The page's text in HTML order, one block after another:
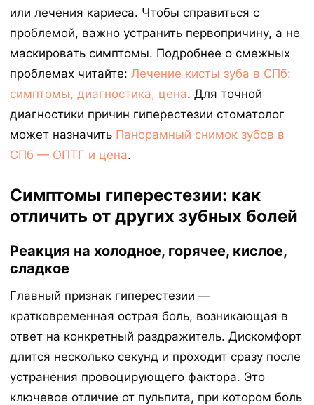
или лечения кариеса. Чтобы справиться с
проблемой, важно устранить первопричину, а не
маскировать симптомы. Подробнее о смежных
проблемах читайте: Лечение кисты зуба в СПб:
симптомы, диагностика, цена. Для точной
диагностики причин гиперестезии стоматолог
может назначить Панорамный снимок зубов в
СПб — ОПТГ и цена.
Симптомы гиперестезии: как
отличить от других зубных болей
Реакция на холодное, горячее, кислое,
сладкое
Главный признак гиперестезии —
кратковременная острая боль, возникающая в
ответ на конкретный раздражитель. Дискомфорт
длится несколько секунд и проходит сразу после
устранения провоцирующего фактора. Это
ключевое отличие от пульпита, при котором боль